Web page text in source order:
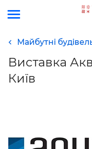
Майбутні
Виставка
Київ